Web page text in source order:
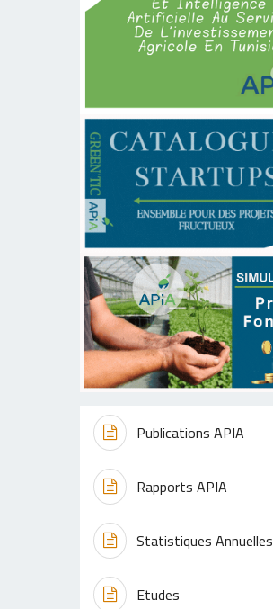
Publications APIA
Rapports APIA
Statistiques Annuelles
Etudes